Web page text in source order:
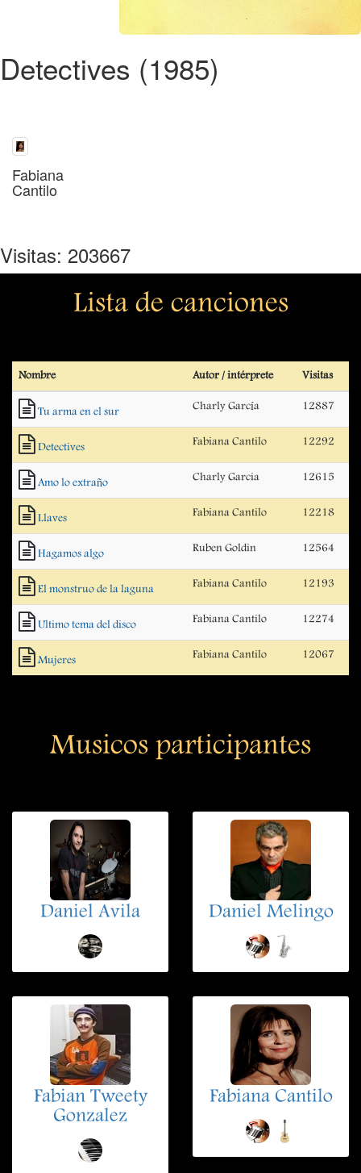
Detectives (1985)
Fabiana
Cantilo
Visitas: 203667
Lista de canciones
Nombre Autor / intérprete Visitas
Tu arma en el sur Charly García 12887
Detectives Fabiana Cantilo 12292
Amo lo extraño Charly Garcia 12615
Llaves Fabiana Cantilo 12218
Hagamos algo Ruben Goldin 12564
El monstruo de la laguna Fabiana Cantilo 12193
Ultimo tema del disco Fabiana Cantilo 12274
Mujeres Fabiana Cantilo 12067
Musicos participantes
Daniel Avila Daniel Melingo
Fabian Tweety
Gonzalez
Fabiana Cantilo